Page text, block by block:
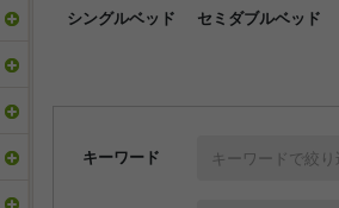
シングルベッド セミダブルベッド
キーワード